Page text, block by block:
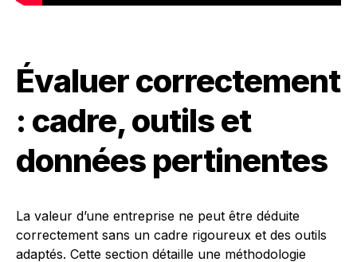
Évaluer correctement
: cadre, outils et
données pertinentes
La valeur d’une entreprise ne peut être déduite
correctement sans un cadre rigoureux et des outils
adaptés. Cette section détaille une méthodologie